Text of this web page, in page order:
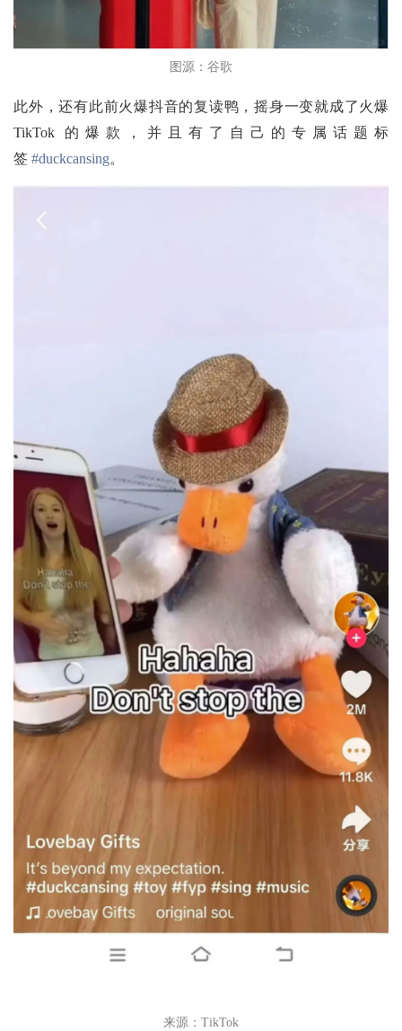
图源：谷歌
此外，还有此前火爆抖音的复读鸭，摇身一变就成了火爆
TikTok 的爆款，并且有了自己的专属话题标
签 #duckcansing。
来源：TikTok